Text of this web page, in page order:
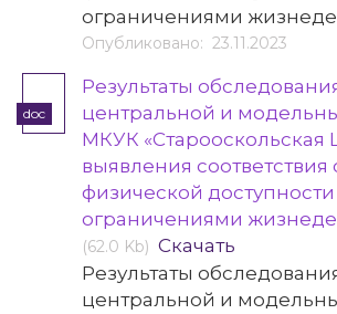
ограничениями
Опубликовано: 23.11.2023
doc
Результаты
центральной и
МКУК «Старооскольская
выявления соответствия
физической
ограничениями
(62.0 Kb) Скачать
Результаты
центральной и